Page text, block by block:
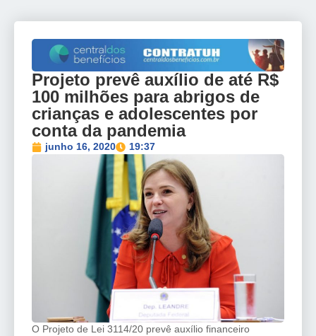
Projeto prevê auxílio de até R$
100 milhões para abrigos de
crianças e adolescentes por
conta da pandemia
junho 16, 2020 19:37
O Projeto de Lei 3114/20 prevê auxílio financeiro